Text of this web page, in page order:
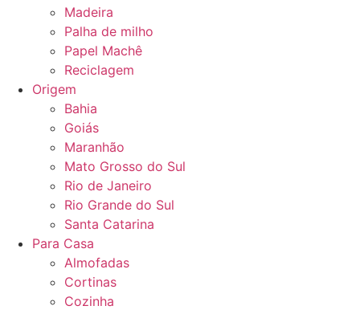
Madeira
Palha de milho
Papel Machê
Reciclagem
Origem
Bahia
Goiás
Maranhão
Mato Grosso do Sul
Rio de Janeiro
Rio Grande do Sul
Santa Catarina
Para Casa
Almofadas
Cortinas
Cozinha